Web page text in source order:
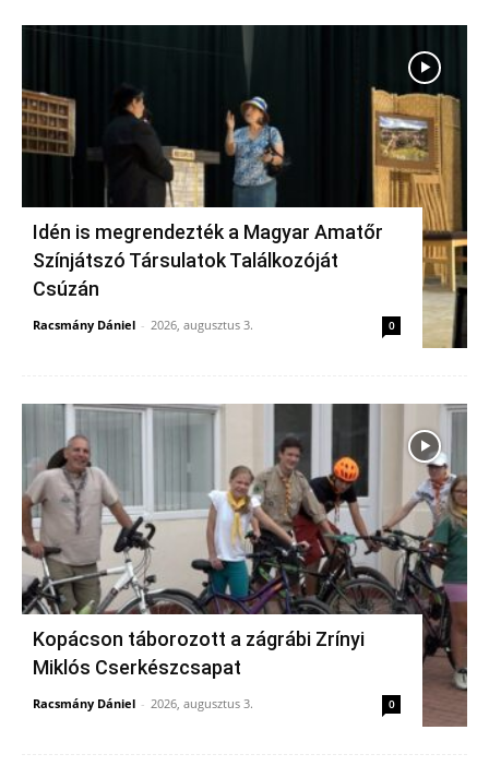
Idén is megrendezték a Magyar Amatőr
Színjátszó Társulatok Találkozóját
Csúzán
Racsmány Dániel - 2026, augusztus 3. 0
Kopácson táborozott a zágrábi Zrínyi
Miklós Cserkészcsapat
Racsmány Dániel - 2026, augusztus 3. 0